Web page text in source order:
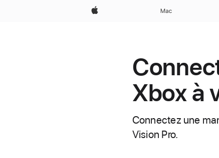
Apple Mac
Xbox à
Connectez une
Vision Pro.